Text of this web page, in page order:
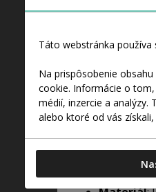
LEON je stôl,
stabilnej
charakterom,
tam, kde sa
Pre koho je
Stôl LEON je
interiérov, kde
dôrazom na
Táto webstránka používa
Na prispôsobenie
cookie. Informácie o
médií, inzercie a
alebo ktoré od vás